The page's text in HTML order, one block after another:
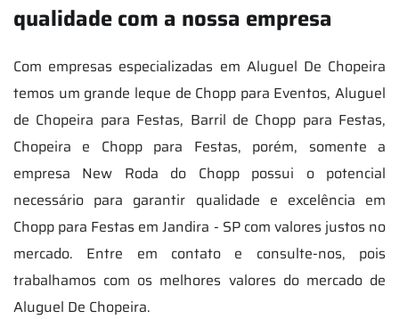
qualidade com a nossa empresa
Com empresas especializadas em Aluguel De Chopeira
temos um grande leque de Chopp para Eventos, Aluguel
de Chopeira para Festas, Barril de Chopp para Festas,
Chopeira e Chopp para Festas, porém, somente a
empresa New Roda do Chopp possui o potencial
necessário para garantir qualidade e excelência em
Chopp para Festas em Jandira - SP com valores justos no
mercado. Entre em contato e consulte-nos, pois
trabalhamos com os melhores valores do mercado de
Aluguel De Chopeira.